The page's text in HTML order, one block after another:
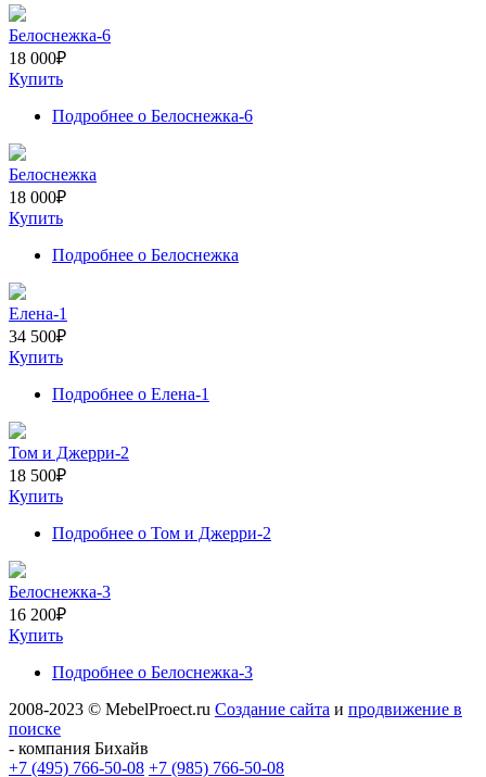
Белоснежка-6
18 000₽
Купить
Подробнее о Белоснежка-6
Белоснежка
18 000₽
Купить
Подробнее о Белоснежка
Елена-1
34 500₽
Купить
Подробнее о Елена-1
Том и Джерри-2
18 500₽
Купить
Подробнее о Том и Джерри-2
Белоснежка-3
16 200₽
Купить
Подробнее о Белоснежка-3
2008-2023 © MebelProect.ru Создание сайта и продвижение в
поиске
- компания Бихайв
+7 (495) 766-50-08 +7 (985) 766-50-08